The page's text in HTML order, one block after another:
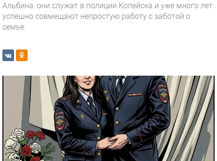
Альбина: они служат в полиции Копейска и уже много лет
успешно совмещают непростую работу с заботой о
семье.